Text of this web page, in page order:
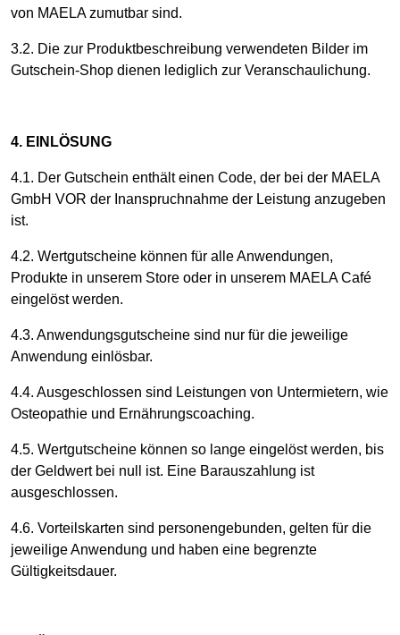
von MAELA zumutbar sind.
3.2. Die zur Produktbeschreibung verwendeten Bilder im
Gutschein-Shop dienen lediglich zur Veranschaulichung.
4. EINLÖSUNG
4.1. Der Gutschein enthält einen Code, der bei der MAELA
GmbH VOR der Inanspruchnahme der Leistung anzugeben
ist.
4.2. Wertgutscheine können für alle Anwendungen,
Produkte in unserem Store oder in unserem MAELA Café
eingelöst werden.
4.3. Anwendungsgutscheine sind nur für die jeweilige
Anwendung einlösbar.
4.4. Ausgeschlossen sind Leistungen von Untermietern, wie
Osteopathie und Ernährungscoaching.
4.5. Wertgutscheine können so lange eingelöst werden, bis
der Geldwert bei null ist. Eine Barauszahlung ist
ausgeschlossen.
4.6. Vorteilskarten sind personengebunden, gelten für die
jeweilige Anwendung und haben eine begrenzte
Gültigkeitsdauer.